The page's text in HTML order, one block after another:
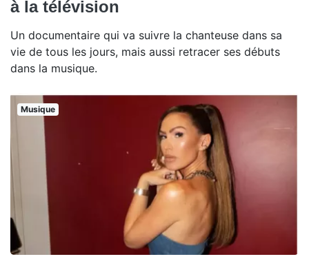
à la télévision
Un documentaire qui va suivre la chanteuse dans sa
vie de tous les jours, mais aussi retracer ses débuts
dans la musique.
Musique